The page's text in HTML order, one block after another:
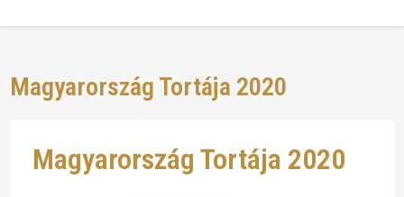
Magyarország Tortája 2020
Magyarország Tortája 2020